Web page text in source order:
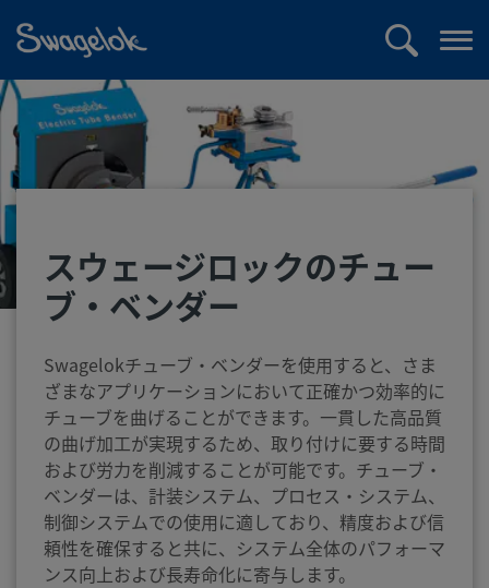
を
開
スウェージロックのチュー
ブ・ベンダー
Swagelokチューブ・ベンダーを使用すると、さま
ざまなアプリケーションにおいて正確かつ効率的に
チューブを曲げることができます。一貫した高品質
の曲げ加工が実現するため、取り付けに要する時間
および労力を削減することが可能です。チューブ・
ベンダーは、計装システム、プロセス・システム、
制御システムでの使用に適しており、精度および信
頼性を確保すると共に、システム全体のパフォーマ
ンス向上および長寿命化に寄与します。